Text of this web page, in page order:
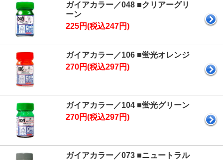
ガイアカラー／048 ■クリアーグリ
ーン
225円(税込247円)
ガイアカラー／106 ■蛍光オレンジ
270円(税込297円)
ガイアカラー／104 ■蛍光グリーン
270円(税込297円)
ガイアカラー／073 ■ニュートラル